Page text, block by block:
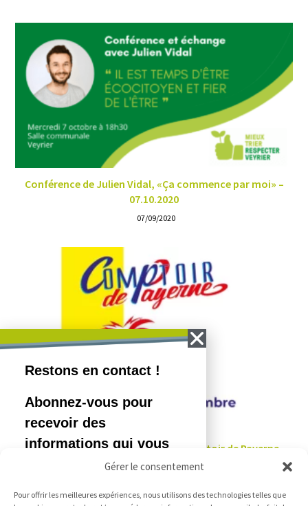
Gérer le consentement
Pour offrir les meilleures expériences, nous utilisons des technologies telles que
Conférence de Julien Vidal, «Ça commence par moi» –
07.10.2020
07/09/2020
COSEDEC Invitée d’Honneur du Comptoir de Payerne
07/10/2024